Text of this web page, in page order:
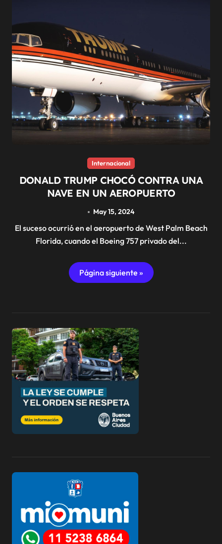
Internacional
DONALD TRUMP CHOCÓ CONTRA UNA
NAVE EN UN AEROPUERTO
May 15, 2024
El suceso ocurrió en el aeropuerto de West Palm Beach
Florida, cuando el Boeing 757 privado del...
Página siguiente »